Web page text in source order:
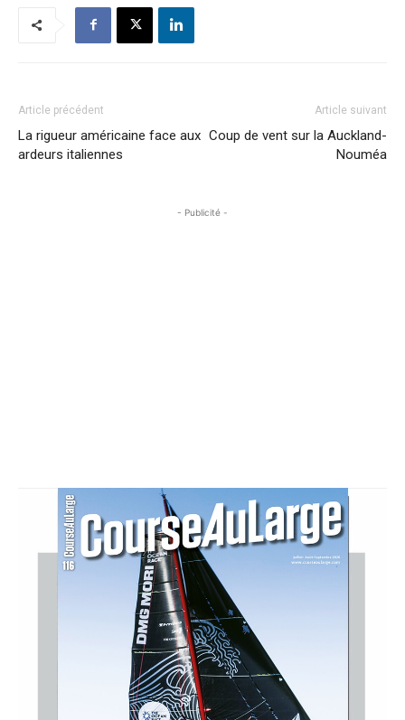
Article précédent
La rigueur américaine face aux
ardeurs italiennes
Article suivant
Coup de vent sur la Auckland-
Nouméa
- Publicité -